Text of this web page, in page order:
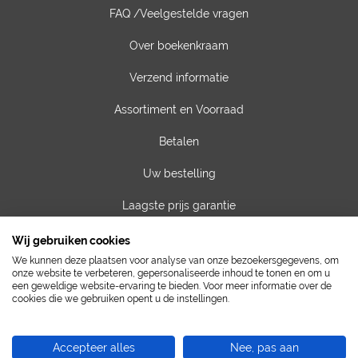
FAQ /Veelgestelde vragen
Over boekenkraam
Verzend informatie
Assortiment en Voorraad
Betalen
Uw bestelling
Laagste prijs garantie
Privacy van gegevens
Algemene voorwaarden
Contact
Vacatures
Wij gebruiken cookies
We kunnen deze plaatsen voor analyse van onze bezoekersgegevens, om
onze website te verbeteren, gepersonaliseerde inhoud te tonen en om u
een geweldige website-ervaring te bieden. Voor meer informatie over de
cookies die we gebruiken opent u de instellingen.
Accepteer alles Nee, pas aan